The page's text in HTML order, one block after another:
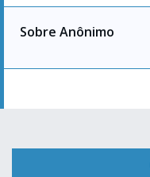
Sobre Anônimo